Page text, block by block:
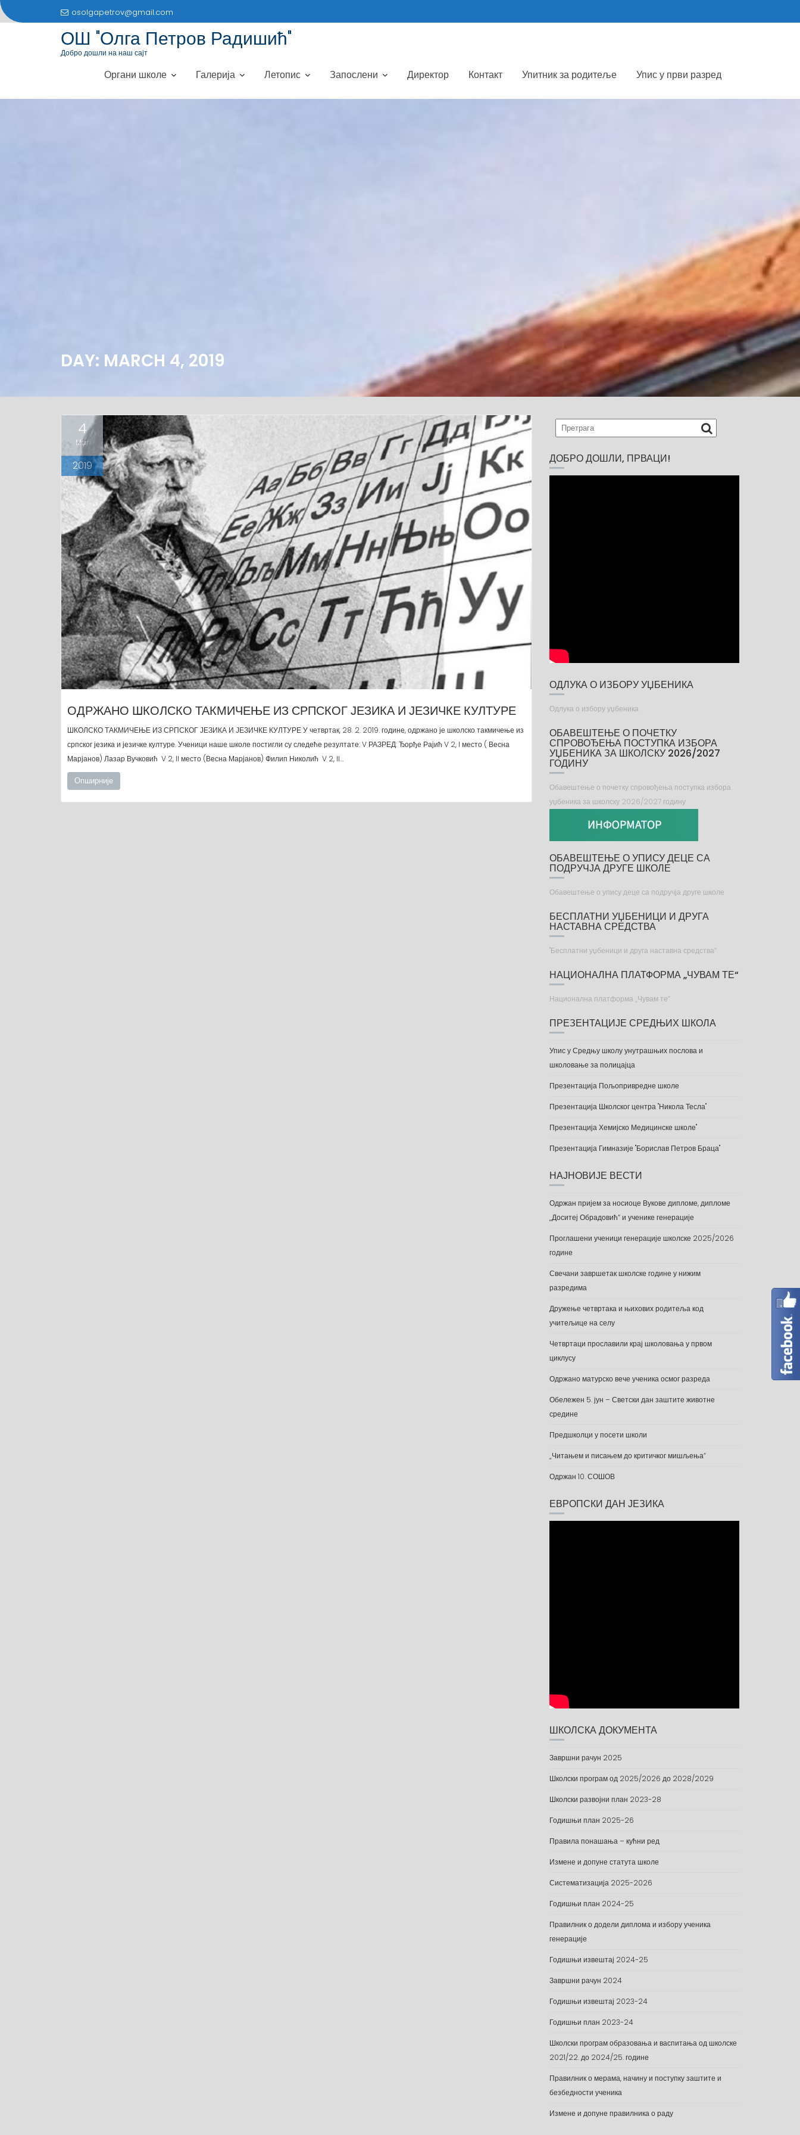
S
k
osolgapetrov@gmail.com
ОШ "Олга Петров Радишић"
Добро дошли на наш сајт
Органи школе Галерија Летопис Запослени Директор Контакт Упитник за родитеље Упис у први разред
DAY: MARCH 4, 2019
4
Mar
2019
ОДРЖАНО ШКОЛСКО ТАКМИЧЕЊЕ ИЗ СРПСКОГ ЈЕЗИКА И ЈЕЗИЧКЕ КУЛТУРЕ
ШКОЛСКО ТАКМИЧЕЊЕ ИЗ СРПСКОГ ЈЕЗИКА И ЈЕЗИЧКЕ КУЛТУРЕ У четвртак, 28. 2. 2019. године, одржано је школско такмичење из
српског језика и језичке културе. Ученици наше школе постигли су следеће резултате: V РАЗРЕД: Ђорђе Рајић V 2, I место ( Весна
Марјанов) Лазар Вучковић V 2, II место (Весна Марјанов) Филип Николић V 2, II…
Опширније
ДОБРО ДОШЛИ, ПРВАЦИ!
ОДЛУКА О ИЗБОРУ УЏБЕНИКА
Одлука о избору уџбеника
ОБАВЕШТЕЊЕ О ПОЧЕТКУ
СПРОВОЂЕЊА ПОСТУПКА ИЗБОРА
УЏБЕНИКА ЗА ШКОЛСКУ 2026/2027
ГОДИНУ
Обавештење о почетку спровођења поступка избора
уџбеника за школску 2026/2027 годину
ОБАВЕШТЕЊЕ О УПИСУ ДЕЦЕ СА
ПОДРУЧЈА ДРУГЕ ШКОЛЕ
Обавештење о упису деце са подручја друге школе
БЕСПЛАТНИ УЏБЕНИЦИ И ДРУГА
НАСТАВНА СРЕДСТВА
"Бесплатни уџбеници и друга наставна средства“
НАЦИОНАЛНА ПЛАТФОРМА „ЧУВАМ ТЕ“
Национална платформа „Чувам те“
ПРЕЗЕНТАЦИЈЕ СРЕДЊИХ ШКОЛА
Упис у Средњу школу унутрашњих послова и
школовање за полицајца
Презентација Пољопривредне школе
Презентација Школског центра "Никола Тесла"
Презентација Хемијско Медицинске школе"
Презентација Гимназије "Борислав Петров Браца"
НАЈНОВИЈЕ ВЕСТИ
Одржан пријем за носиоце Вукове дипломе, дипломе
„Доситеј Обрадовић“ и ученике генерације
Проглашени ученици генерације школске 2025/2026
године
Свечани завршетак школске године у нижим
разредима
Дружење четвртака и њихових родитеља код
учитељице на селу
Четвртаци прославили крај школовања у првом
циклусу
Одржано матурско вече ученика осмог разреда
Обележен 5. јун – Светски дан заштите животне
средине
Предшколци у посети школи
„Читањем и писањем до критичког мишљења“
Одржан 10. СОШОВ
ЕВРОПСКИ ДАН ЈЕЗИКА
ШКОЛСКА ДОКУМЕНТА
Завршни рачун 2025
Школски програм од 2025/2026 до 2028/2029
Школски развојни план 2023-28
Годишњи план 2025-26
Правила понашања – кућни ред
Измене и допуне статута школе
Систематизација 2025-2026
Годишњи план 2024-25
Правилник о додели диплома и избору ученика
генерације
Годишњи извештај 2024-25
Завршни рачун 2024
Годишњи извештај 2023-24
Годишњи план 2023-24
Школски програм образовања и васпитања од школске
2021/22. до 2024/25. године
Правилник о мерама, начину и поступку заштите и
безбедности ученика
Измене и допуне правилника о раду